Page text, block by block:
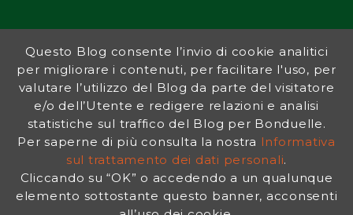
Inorto.org è dal 2011 il punto di riferimento per gli ortisti italiani, e
fornisce preziosi consigli sia ai più esperti che a nuovi interessati.
L’obiettivo di Bonduelle è ispirare la transizione verso una dieta a
base vegetale per contribuire al benessere delle persone e del
pianeta. In questo contesto si inserisce InOrto, simbolo dell’amore
per la terra e del rispetto dell’ambiente.
INFORMATIVA PRIVACY|NOTE LEGALI
Questo Blog consente l’invio di cookie analitici
per migliorare i contenuti, per facilitare l'uso, per
valutare l’utilizzo del Blog da parte del visitatore
e/o dell’Utente e redigere relazioni e analisi
statistiche sul traffico del Blog per Bonduelle.
Per saperne di più consulta la nostra Informativa
sul trattamento dei dati personali.
Cliccando su “OK” o accedendo a un qualunque
elemento sottostante questo banner, acconsenti